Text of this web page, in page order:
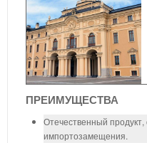
ПРЕИМУЩЕСТВА
Отечественный
импортозамещения.